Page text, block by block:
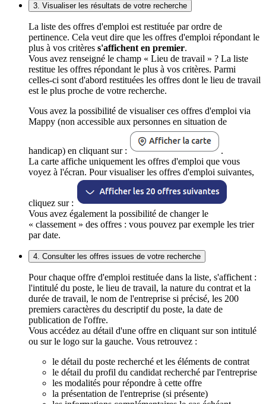
3. Visualiser les résultats de votre recherche
La liste des offres d'emploi est restituée par ordre de
pertinence. Cela veut dire que les offres d'emploi répondant le
plus à vos critères s'affichent en premier.
Vous avez renseigné le champ « Lieu de travail » ? La liste
restitue les offres répondant le plus à vos critères. Parmi
celles-ci sont d'abord restituées les offres dont le lieu de travail
est le plus proche de votre recherche.
Vous avez la possibilité de visualiser ces offres d'emploi via
Mappy (non accessible aux personnes en situation de
handicap) en cliquant sur :
.
La carte affiche uniquement les offres d'emploi que vous
voyez à l'écran. Pour visualiser les offres d'emploi suivantes,
cliquez sur :
Vous avez également la possibilité de changer le
« classement » des offres : vous pouvez par exemple les trier
par date.
4. Consulter les offres issues de votre recherche
Pour chaque offre d'emploi restituée dans la liste, s'affichent :
l'intitulé du poste, le lieu de travail, la nature du contrat et la
durée de travail, le nom de l'entreprise si précisé, les 200
premiers caractères du descriptif du poste, la date de
publication de l'offre.
Vous accédez au détail d'une offre en cliquant sur son intitulé
ou sur le logo sur la gauche. Vous retrouvez :
le détail du poste recherché et les éléments de contrat
le détail du profil du candidat recherché par l'entreprise
les modalités pour répondre à cette offre
la présentation de l'entreprise (si présente)